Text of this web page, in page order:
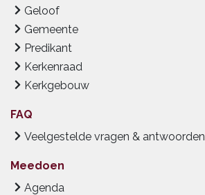
Geloof
Gemeente
Predikant
Kerkenraad
Kerkgebouw
FAQ
Veelgestelde vragen & antwoorden
Meedoen
Agenda